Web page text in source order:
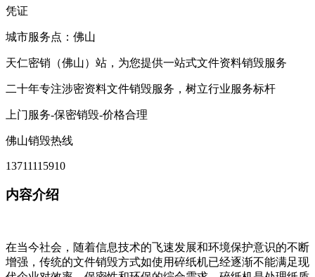
凭证
城市服务点：佛山
天仁密销（佛山）站，为您提供一站式文件资料销毁服务
二十年专注涉密资料文件销毁服务，树立行业服务标杆
上门服务-保密销毁-价格合理
佛山销毁热线
13711115910
内容介绍
在当今社会，随着信息技术的飞速发展和环境保护意识的不断
增强，传统的文件销毁方式如使用碎纸机已经逐渐不能满足现